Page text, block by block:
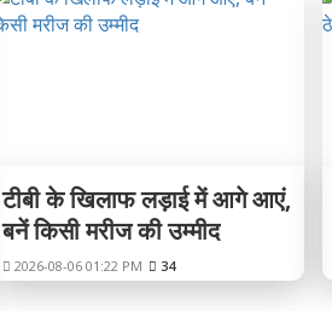
टीबी के खिलाफ लड़ाई में आगे आएं,
बनें किसी मरीज की उम्मीद
2026-08-06 01:22 PM 34